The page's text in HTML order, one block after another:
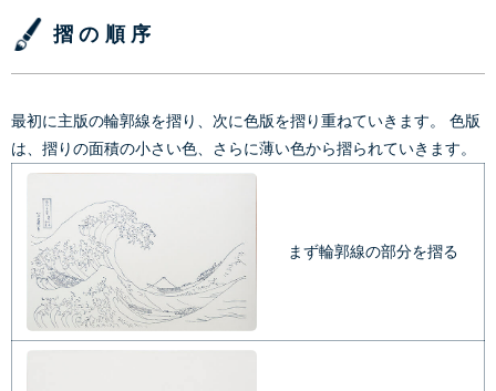
摺の順序
最初に主版の輪郭線を摺り、次に色版を摺り重ねていきます。 色版
は、摺りの面積の小さい色、さらに薄い色から摺られていきます。
まず輪郭線の部分を摺る